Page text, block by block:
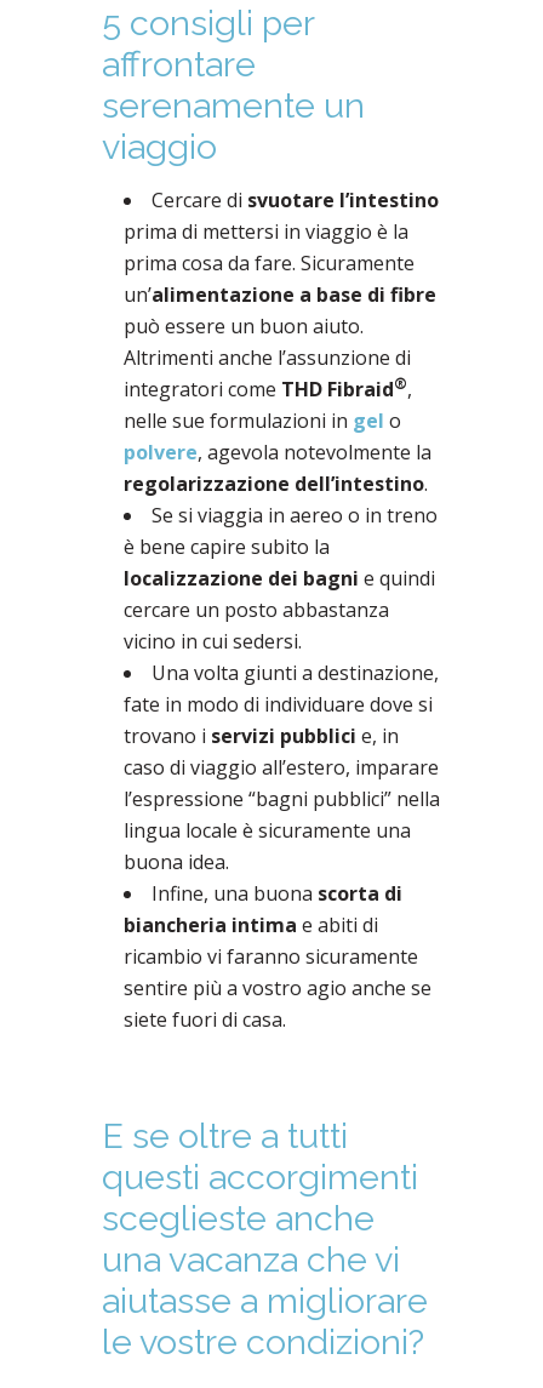
5 consigli per
affrontare
serenamente un
viaggio
Cercare di svuotare l’intestino
prima di mettersi in viaggio è la
prima cosa da fare. Sicuramente
un’alimentazione a base di fibre
può essere un buon aiuto.
Altrimenti anche l’assunzione di
integratori come THD Fibraid®,
nelle sue formulazioni in gel o
polvere, agevola notevolmente la
regolarizzazione dell’intestino.
Se si viaggia in aereo o in treno
è bene capire subito la
localizzazione dei bagni e quindi
cercare un posto abbastanza
vicino in cui sedersi.
Una volta giunti a destinazione,
fate in modo di individuare dove si
trovano i servizi pubblici e, in
caso di viaggio all’estero, imparare
l’espressione “bagni pubblici” nella
lingua locale è sicuramente una
buona idea.
Infine, una buona scorta di
biancheria intima e abiti di
ricambio vi faranno sicuramente
sentire più a vostro agio anche se
siete fuori di casa.
E se oltre a tutti
questi accorgimenti
sceglieste anche
una vacanza che vi
aiutasse a migliorare
le vostre condizioni?